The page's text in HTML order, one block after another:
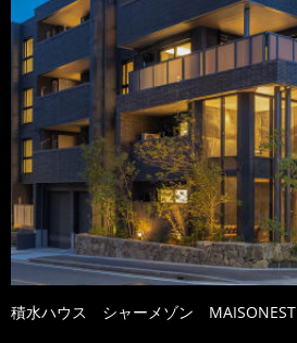
積水ハウス シャーメゾン MAISONEST